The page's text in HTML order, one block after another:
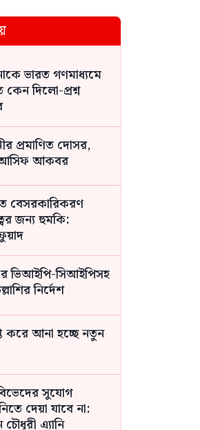
ভারত গণমাধ্যমে
দিলো-প্রশ্ন
প্রমাণিত দোসর,
আসিফ আকবর
বেসরকারিকরণ
জন্য হুমকি:
ভিআইপি-সিআইপিসহ
নির্দেশ
করে আনা হচ্ছে নতুন
সুযোগ
দেয়া যাবে না:
চৌধুরী এ্যানি